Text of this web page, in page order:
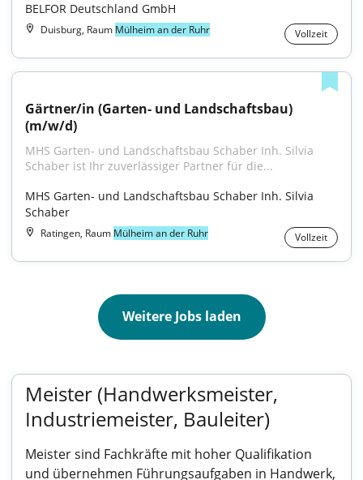
BELFOR Deutschland GmbH
Duisburg, Raum Mülheim an der Ruhr Vollzeit
Gärtner/in (Garten- und Landschaftsbau)
(m/w/d)
MHS Garten- und Landschaftsbau Schaber Inh. Silvia
Schaber ist Ihr zuverlässiger Partner für die...
MHS Garten- und Landschaftsbau Schaber Inh. Silvia
Schaber
Ratingen, Raum Mülheim an der Ruhr Vollzeit
Weitere Jobs laden
Meister (Handwerksmeister,
Industriemeister, Bauleiter)
Meister sind Fachkräfte mit hoher Qualifikation
und übernehmen Führungsaufgaben in Handwerk,